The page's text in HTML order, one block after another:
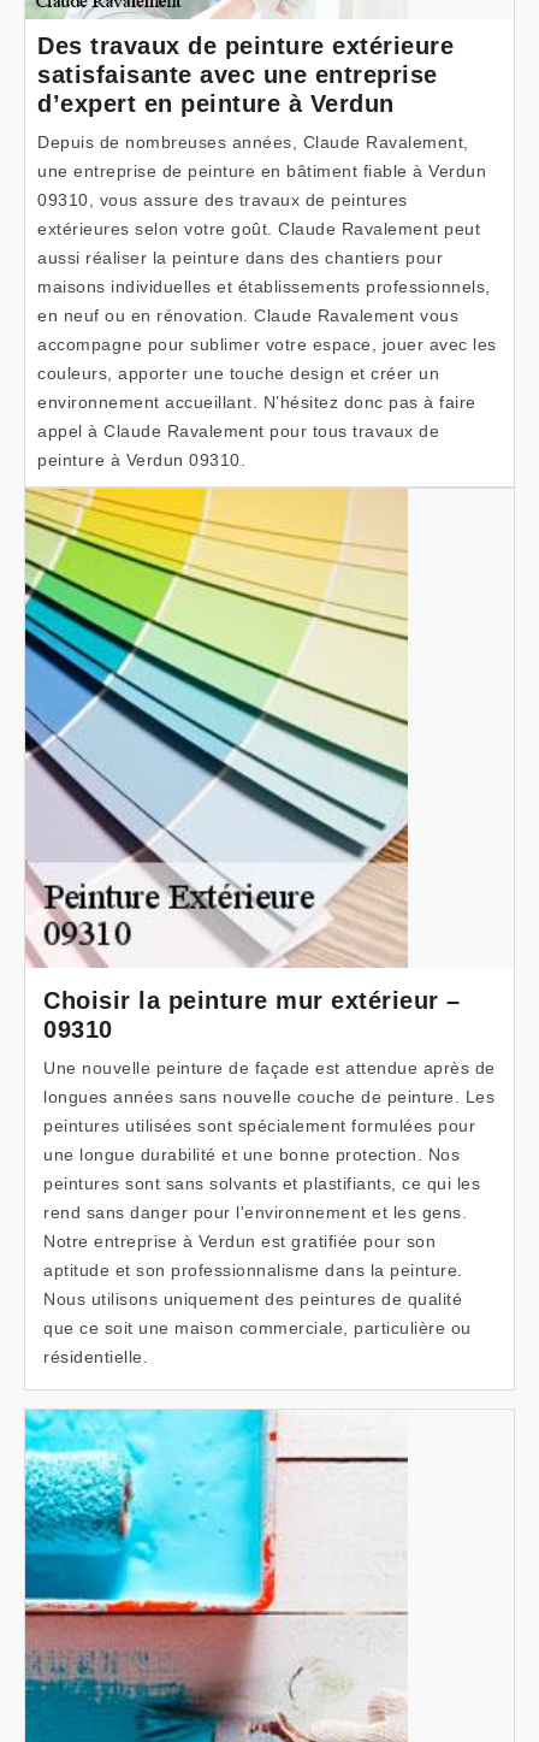
Des travaux de peinture extérieure
satisfaisante avec une entreprise
d’expert en peinture à Verdun
Depuis de nombreuses années, Claude Ravalement,
une entreprise de peinture en bâtiment fiable à Verdun
09310, vous assure des travaux de peintures
extérieures selon votre goût. Claude Ravalement peut
aussi réaliser la peinture dans des chantiers pour
maisons individuelles et établissements professionnels,
en neuf ou en rénovation. Claude Ravalement vous
accompagne pour sublimer votre espace, jouer avec les
couleurs, apporter une touche design et créer un
environnement accueillant. N’hésitez donc pas à faire
appel à Claude Ravalement pour tous travaux de
peinture à Verdun 09310.
Choisir la peinture mur extérieur –
09310
Une nouvelle peinture de façade est attendue après de
longues années sans nouvelle couche de peinture. Les
peintures utilisées sont spécialement formulées pour
une longue durabilité et une bonne protection. Nos
peintures sont sans solvants et plastifiants, ce qui les
rend sans danger pour l'environnement et les gens.
Notre entreprise à Verdun est gratifiée pour son
aptitude et son professionnalisme dans la peinture.
Nous utilisons uniquement des peintures de qualité
que ce soit une maison commerciale, particulière ou
résidentielle.